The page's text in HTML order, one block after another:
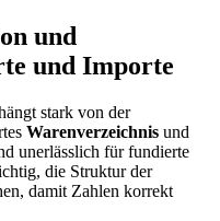
und
und Importe
stark von der
Warenverzeichnis und
unerlässlich für fundierte
die Struktur der
damit Zahlen korrekt